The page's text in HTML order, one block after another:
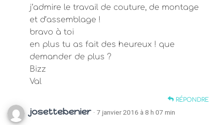
j’admire le travail de couture, de montage
et d’assemblage !
bravo à toi
en plus tu as fait des heureux ! que
demander de plus ?
Bizz
Val
RÉPONDRE
josettebenier · 7 janvier 2016 à 8 h 07 min